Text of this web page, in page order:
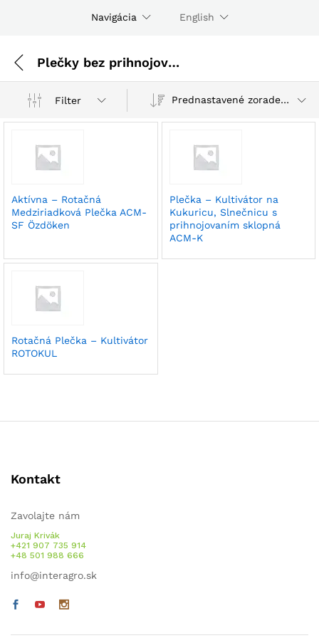
Navigácia English
Plečky bez prihnojovania
Filter Prednastavené zoradenie
Aktívna – Rotačná
Medziriadková Plečka ACM-
SF Özdöken
Plečka – Kultivátor na
Kukuricu, Slnečnicu s
prihnojovaním sklopná
ACM-K
Rotačná Plečka – Kultivátor
ROTOKUL
Kontakt
Zavolajte nám
Juraj Krivák
+421 907 735 914
+48 501 988 666
info@interagro.sk